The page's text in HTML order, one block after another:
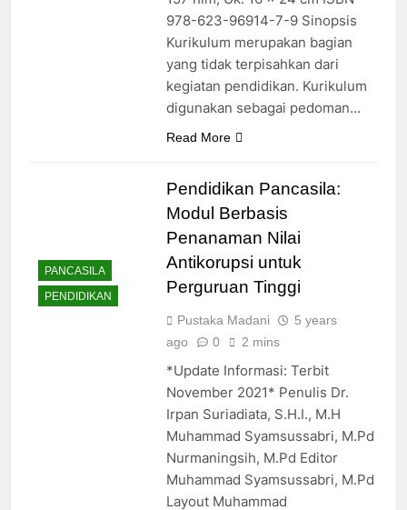
978-623-96914-7-9 Sinopsis
Kurikulum merupakan bagian
yang tidak terpisahkan dari
kegiatan pendidikan. Kurikulum
digunakan sebagai pedoman…
Read More
PANCASILA
PENDIDIKAN
Pendidikan Pancasila:
Modul Berbasis
Penanaman Nilai
Antikorupsi untuk
Perguruan Tinggi
Pustaka Madani
5 years
ago
0 2 mins
*Update Informasi: Terbit
November 2021* Penulis Dr.
Irpan Suriadiata, S.H.I., M.H
Muhammad Syamsussabri, M.Pd
Nurmaningsih, M.Pd Editor
Muhammad Syamsussabri, M.Pd
Layout Muhammad